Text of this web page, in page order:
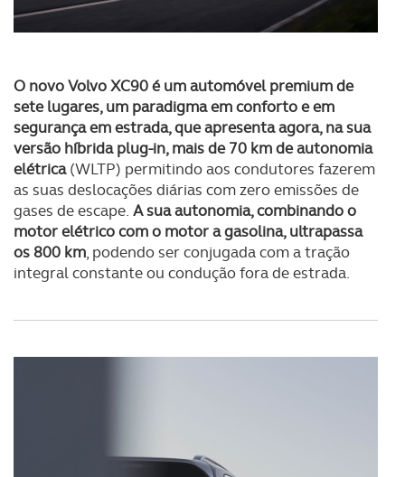
O novo Volvo XC90 é um automóvel premium de
sete lugares, um paradigma em conforto e em
segurança em estrada, que apresenta agora, na sua
versão híbrida plug-in, mais de 70 km de autonomia
elétrica(WLTP) permitindo aos condutores fazerem
as suas deslocações diárias com zero emissões de
gases de escape. A sua autonomia, combinando o
motor elétrico com o motor a gasolina, ultrapassa
os 800 km, podendo ser conjugada com a tração
integral constante ou condução fora de estrada.